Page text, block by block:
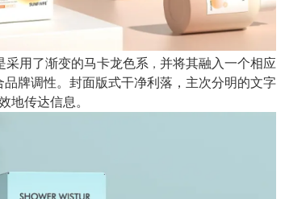
采用了渐变的马卡龙色系 ， 并将其融入一个相应
品牌调性。封面版式干净利落，主次分明的文字
地传达信息。